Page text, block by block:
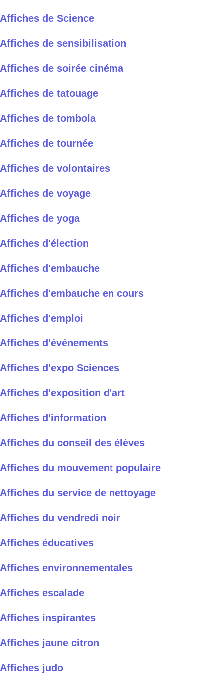
Affiches de Science
Affiches de sensibilisation
Affiches de soirée cinéma
Affiches de tatouage
Affiches de tombola
Affiches de tournée
Affiches de volontaires
Affiches de voyage
Affiches de yoga
Affiches d'élection
Affiches d'embauche
Affiches d'embauche en cours
Affiches d'emploi
Affiches d'événements
Affiches d'expo Sciences
Affiches d'exposition d'art
Affiches d'information
Affiches du conseil des élèves
Affiches du mouvement populaire
Affiches du service de nettoyage
Affiches du vendredi noir
Affiches éducatives
Affiches environnementales
Affiches escalade
Affiches inspirantes
Affiches jaune citron
Affiches judo